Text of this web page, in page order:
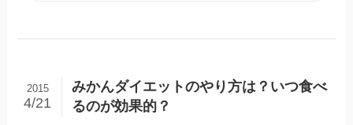
みかんダイエットのやり方は？いつ食べ
るのが効果的？
2015
4/21